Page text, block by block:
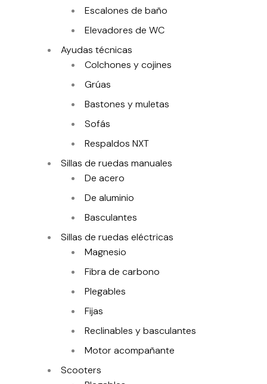
Escalones de baño
Elevadores de WC
Ayudas técnicas
Colchones y cojines
Grúas
Bastones y muletas
Sofás
Respaldos NXT
Sillas de ruedas manuales
De acero
De aluminio
Basculantes
Sillas de ruedas eléctricas
Magnesio
Fibra de carbono
Plegables
Fijas
Reclinables y basculantes
Motor acompañante
Scooters